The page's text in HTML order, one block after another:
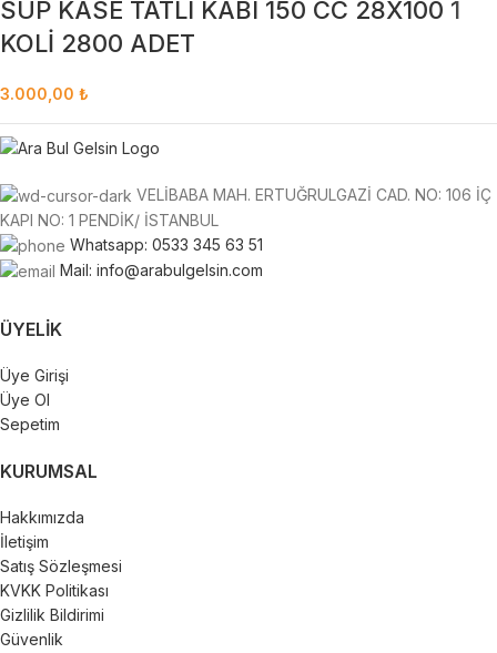
SUP KASE TATLI KABI 150 CC 28X100 1
KOLİ 2800 ADET
3.000,00 ₺
VELİBABA MAH. ERTUĞRULGAZİ CAD. NO: 106 İÇ
KAPI NO: 1 PENDİK/ İSTANBUL
Whatsapp: 0533 345 63 51
Mail: info@arabulgelsin.com
ÜYELIK
Üye Girişi
Üye Ol
Sepetim
KURUMSAL
Hakkımızda
İletişim
Satış Sözleşmesi
KVKK Politikası
Gizlilik Bildirimi
Güvenlik